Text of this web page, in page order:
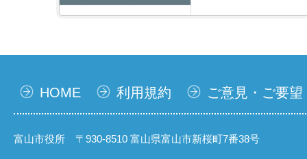
HOME 利用規約 ご意見・ご要望
富山市役所 〒930-8510 富山県富山市新桜町7番38号